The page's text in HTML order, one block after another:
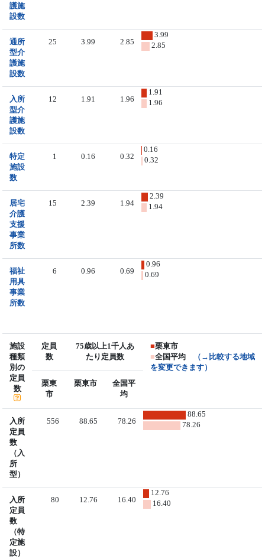
護施
設数
通所
型介
護施
設数
25 3.99 2.85
3.99
2.85
入所
型介
護施
設数
12 1.91 1.96
1.91
1.96
特定
施設
数
1 0.16 0.32
0.16
0.32
居宅
介護
支援
事業
所数
15 2.39 1.94
2.39
1.94
福祉
用具
事業
所数
6 0.96 0.69
0.96
0.69
施設
種類
別の
定員
数
定員
数
75歳以上1千人あ
たり定員数
■栗東市
■全国平均
（→比較する地域
を変更できます）
栗東
市
栗東市
全国平
均
入所
定員
数
（入
所
型）
556 88.65 78.26
88.65
78.26
入所
定員
数
（特
定施
設）
80 12.76 16.40
12.76
16.40